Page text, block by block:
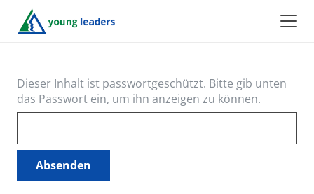
Dieser Inhalt ist passwortgeschützt. Bitte gib unten
das Passwort ein, um ihn anzeigen zu können.